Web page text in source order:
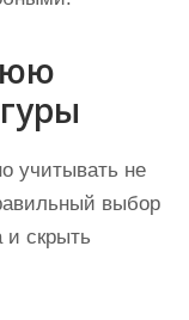
учитывать не
выбор
и скрыть